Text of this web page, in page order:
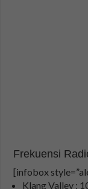
Frekuensi
[infobox
Klang Valley :